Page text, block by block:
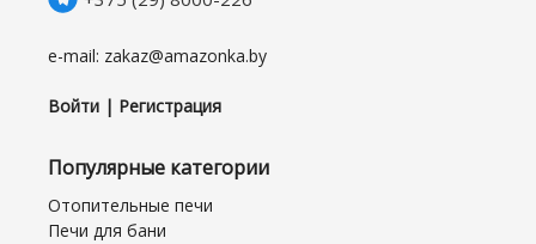
e-mail: zakaz@amazonka.by
Войти | Регистрация
Популярные категории
Отопительные печи
Печи для бани